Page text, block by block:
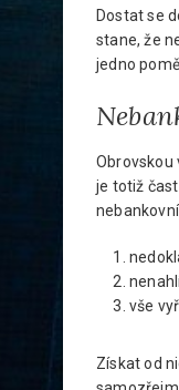
Dostat se
stane, že
jedno
Obrovskou
je totiž
vše
Získat od